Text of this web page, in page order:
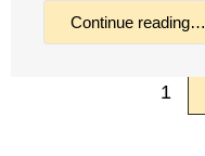
Continue reading…
1